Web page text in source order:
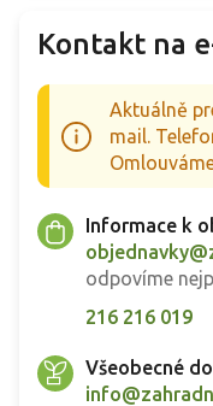
Kontakt na
Aktuálně
mail.
Informace k
odpovíme
216 216 019
Všeobecné